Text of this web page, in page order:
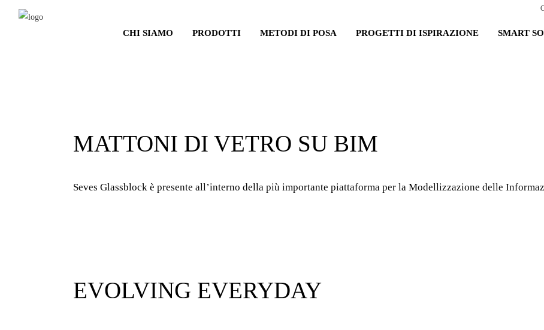
CHI SIAMO PRODOTTI METODI DI POSA PROGETTI DI ISPIRAZIONE SMART
MATTONI DI VETRO SU BIM
Seves Glassblock è presente all’interno della più importante piattaforma per la Modellizzazione delle
EVOLVING EVERYDAY